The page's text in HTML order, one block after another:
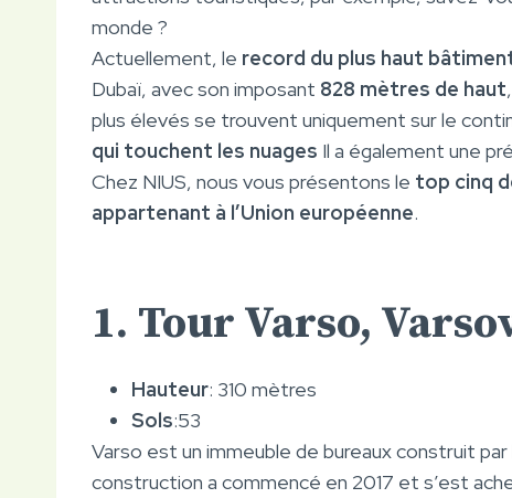
monde ?
Actuellement, le record du plus haut
Dubaï, avec son imposant 828 mètres de haut
plus élevés se trouvent uniquement sur le
qui touchent les nuages Il a également une
Chez NIUS, nous vous présentons le top cinq
appartenant à l’Union européenne.
1. Tour Varso,
Hauteur: 310 mètres
Sols:53
Varso est un immeuble de bureaux construit
construction a commencé en 2017 et s’est